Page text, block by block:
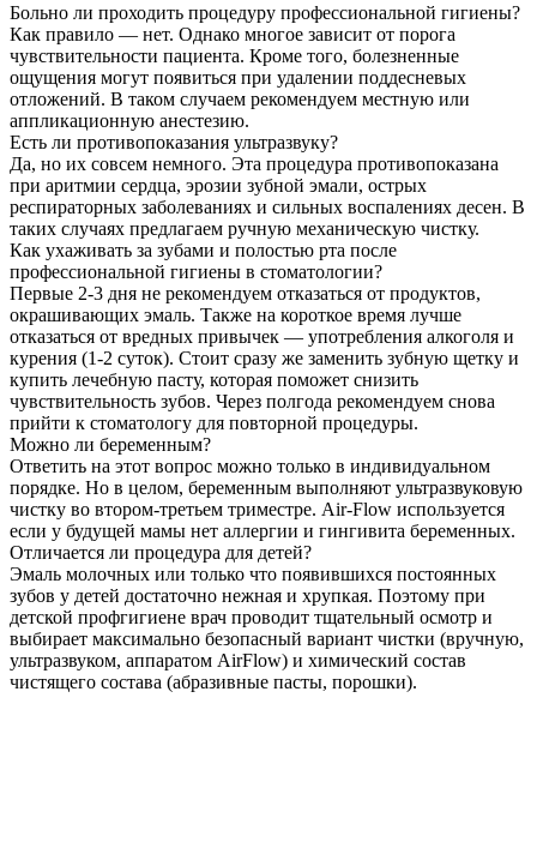
Больно ли проходить процедуру профессиональной гигиены?
Как правило — нет. Однако многое зависит от порога
чувствительности пациента. Кроме того, болезненные
ощущения могут появиться при удалении поддесневых
отложений. В таком случаем рекомендуем местную или
аппликационную анестезию.
Есть ли противопоказания ультразвуку?
Да, но их совсем немного. Эта процедура противопоказана
при аритмии сердца, эрозии зубной эмали, острых
респираторных заболеваниях и сильных воспалениях десен. В
таких случаях предлагаем ручную механическую чистку.
Как ухаживать за зубами и полостью рта после
профессиональной гигиены в стоматологии?
Первые 2-3 дня не рекомендуем отказаться от продуктов,
окрашивающих эмаль. Также на короткое время лучше
отказаться от вредных привычек — употребления алкоголя и
курения (1-2 суток). Стоит сразу же заменить зубную щетку и
купить лечебную пасту, которая поможет снизить
чувствительность зубов. Через полгода рекомендуем снова
прийти к стоматологу для повторной процедуры.
Можно ли беременным?
Ответить на этот вопрос можно только в индивидуальном
порядке. Но в целом, беременным выполняют ультразвуковую
чистку во втором-третьем триместре. Air-Flow используется
если у будущей мамы нет аллергии и гингивита беременных.
Отличается ли процедура для детей?
Эмаль молочных или только что появившихся постоянных
зубов у детей достаточно нежная и хрупкая. Поэтому при
детской профгигиене врач проводит тщательный осмотр и
выбирает максимально безопасный вариант чистки (вручную,
ультразвуком, аппаратом AirFlow) и химический состав
чистящего состава (абразивные пасты, порошки).